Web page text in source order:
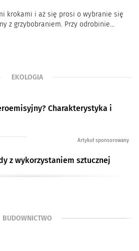
krokami i aż się prosi o wybranie się
z grzybobraniem. Przy odrobinie...
EKOLOGIA
Charakterystyka i
Artykuł sponsorowany
z wykorzystaniem sztucznej
jeszcze będziemy
BUDOWNICTWO